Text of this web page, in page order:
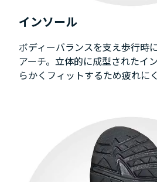
インソール
ボディーバランスを支え歩行時
アーチ。立体的に成型されたイ
らかくフィットするため疲れに